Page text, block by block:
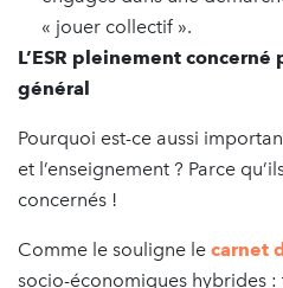
« jouer collectif ».
L’ESR pleinement
général
Pourquoi est-ce aussi
et l’enseignement ? Parce
concernés !
Comme le souligne le carnet
socio-économiques hybrides :